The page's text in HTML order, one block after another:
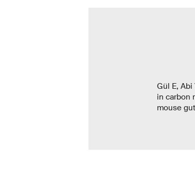
Gül E, Abi
in carbon
mouse